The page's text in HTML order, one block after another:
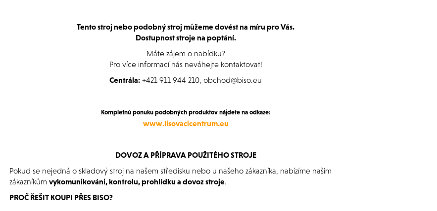
Tento stroj nebo podobný stroj můžeme dovést na míru pro Vás.
Dostupnost stroje na poptání.
Máte zájem o nabídku?
Pro více informací nás neváhejte kontaktovat!
Centrála: +421 911 944 210, obchod@biso.eu
Kompletnú ponuku podobných produktov nájdete na odkaze:
www.lisovacicentrum.eu
DOVOZ A PŘÍPRAVA POUŽITÉHO STROJE
Pokud se nejedná o skladový stroj na našem středisku nebo u našeho zákazníka, nabízíme našim
zákazníkům vykomunikováni, kontrolu, prohlídku a dovoz stroje.
PROČ ŘEŠIT KOUPI PŘES BISO?